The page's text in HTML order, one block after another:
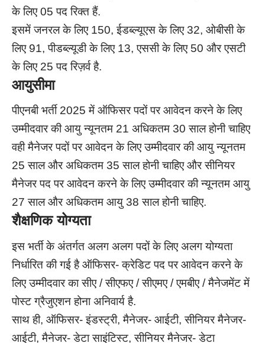
के लिए 05 पद रिक्त हैं.
इसमें जनरल के लिए 150, ईडब्ल्यूएस के लिए 32, ओबीसी के
लिए 91, पीडब्ल्यूडी के लिए 13, एससी के लिए 50 और एसटी
के लिए 25 पद रिज़र्व है.
आयुसीमा
पीएनबी भर्ती 2025 में ऑफिसर पदों पर आवेदन करने के लिए
उम्मीदवार की आयु न्यूनतम 21 अधिकतम 30 साल होनी चाहिए
वही मैनेजर पदों पर आवेदन के लिए उम्मीदवार की आयु न्यूनतम
25 साल और अधिकतम 35 साल होनी चाहिए और सीनियर
मैनेजर पद पर आवेदन करने के लिए उम्मीदवार की न्यूनतम आयु
27 साल और अधिकतम आयु 38 साल होनी चाहिए.
शैक्षणिक योग्यता
इस भर्ती के अंतर्गत अलग अलग पदों के लिए अलग योग्यता
निर्धारित की गई है ऑफिसर- क्रेडिट पद पर आवेदन करने के
लिए उम्मीदवार का सीए / सीएफए / सीएमए / एमबीए / मैनेजमेंट में
पोस्ट ग्रैजुएशन होना अनिवार्य है.
साथ ही, ऑफिसर- इंडस्ट्री, मैनेजर- आईटी, सीनियर मैनेजर-
आईटी, मैनेजर- डेटा साइंटिस्ट, सीनियर मैनेजर- डेटा